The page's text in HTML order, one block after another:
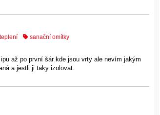
sanační omítky
až po první šár kde jsou vrty ale nevím jakým
a jestli ji taky izolovat.